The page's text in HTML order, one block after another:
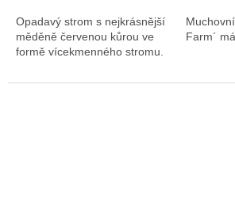
Opadavý strom s nejkrásnější
měděně červenou kůrou ve
formě vícekmenného stromu.
Farm´